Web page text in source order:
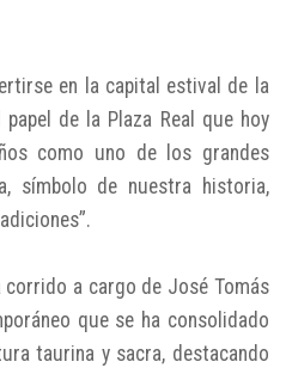
en la capital estival de la
de la Plaza Real que hoy
como uno de los grandes
símbolo de nuestra historia,
a cargo de José Tomás
que se ha consolidado
taurina y sacra, destacando